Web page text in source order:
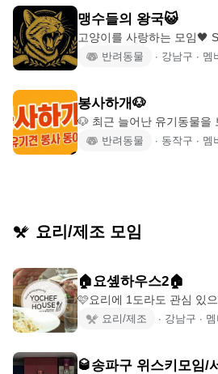
맹수들의 왕국😺
고양이를 사랑하는 모임🖤 Since
한 1980~97년생 -타고양
반려동물 ∙ 강남구 ∙ 멤
봉사하개🐶
🐶 최근 늘어난 유기동물을 보호하며,
과 좋은 추
반려동물 ∙ 동작구 ∙ 멤
요리/제조 모임
🏠요솊하우스2🏠
🩷요리에 1도라도 관심 있으신 분 🩷 🏠
오신 걸 환영
요리/제조 ∙ 강남구 ∙ 멤
🥃송파구 위스키모임/